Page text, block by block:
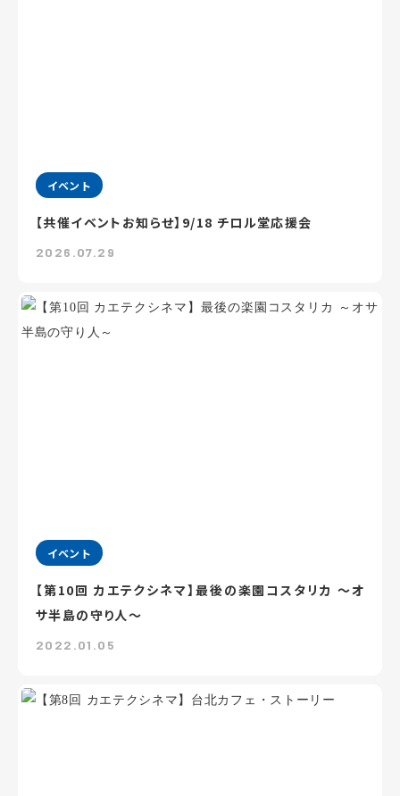
イベント
【共催イベントお知らせ】9/18 チロル堂応援会
2026.07.29
イベント
【第10回 カエテクシネマ】最後の楽園コスタリカ ～オ
サ半島の守り人～
2022.01.05